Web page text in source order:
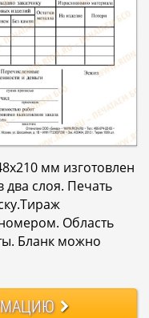
мм изготовлен
слоя. Печать
Область
Бланк можно